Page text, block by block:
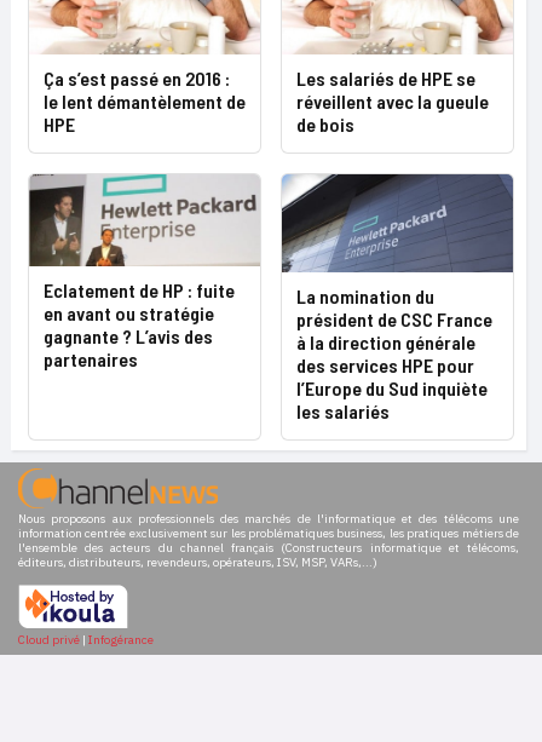
Ça s’est passé en 2016 :
le lent démantèlement de
HPE
Les salariés de HPE se
réveillent avec la gueule
de bois
Eclatement de HP : fuite
en avant ou stratégie
gagnante ? L’avis des
partenaires
La nomination du
président de CSC France
à la direction générale
des services HPE pour
l’Europe du Sud inquiète
les salariés
Nous proposons aux professionnels des marchés de l'informatique et des télécoms une
information centrée exclusivement sur les problématiques business, les pratiques métiers de
l'ensemble des acteurs du channel français (Constructeurs informatique et télécoms,
éditeurs, distributeurs, revendeurs, opérateurs, ISV, MSP, VARs,...)
Cloud privé | Infogérance